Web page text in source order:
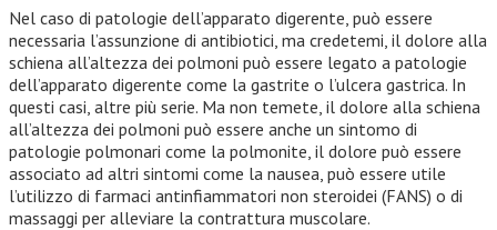
Nel caso di patologie dell’apparato digerente, può essere
necessaria l’assunzione di antibiotici, ma credetemi, il dolore alla
schiena all’altezza dei polmoni può essere legato a patologie
dell’apparato digerente come la gastrite o l’ulcera gastrica. In
questi casi, altre più serie. Ma non temete, il dolore alla schiena
all’altezza dei polmoni può essere anche un sintomo di
patologie polmonari come la polmonite, il dolore può essere
associato ad altri sintomi come la nausea, può essere utile
l’utilizzo di farmaci antinfiammatori non steroidei (FANS) o di
massaggi per alleviare la contrattura muscolare.